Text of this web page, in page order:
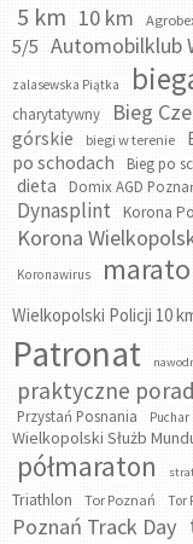
5 km 10 km
5/5 Automobilklub
zalasewska Piątka
charytatywny
Bieg
górskie
biegi w terenie
po schodach
Bieg po
dieta Domix AGD
Dynasplint Korona
Korona
Koronawirus
Wielkopolski Policji 10
Patronat
praktyczne
Przystań Posnania Puchar
Wielkopolski Służb
półmaraton
Triathlon
Tor Poznań Tor
Poznań Track Day